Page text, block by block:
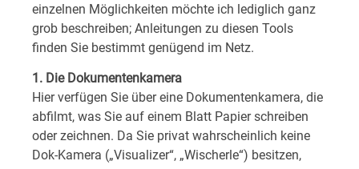
einzelnen Möglichkeiten möchte ich lediglich ganz
grob beschreiben; Anleitungen zu diesen Tools
finden Sie bestimmt genügend im Netz.
1. Die Dokumentenkamera
Hier verfügen Sie über eine Dokumentenkamera, die
abfilmt, was Sie auf einem Blatt Papier schreiben
oder zeichnen. Da Sie privat wahrscheinlich keine
Dok-Kamera („Visualizer“, „Wischerle“) besitzen,